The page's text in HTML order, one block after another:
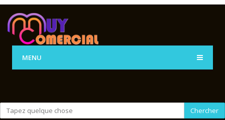
MENU
Chercher